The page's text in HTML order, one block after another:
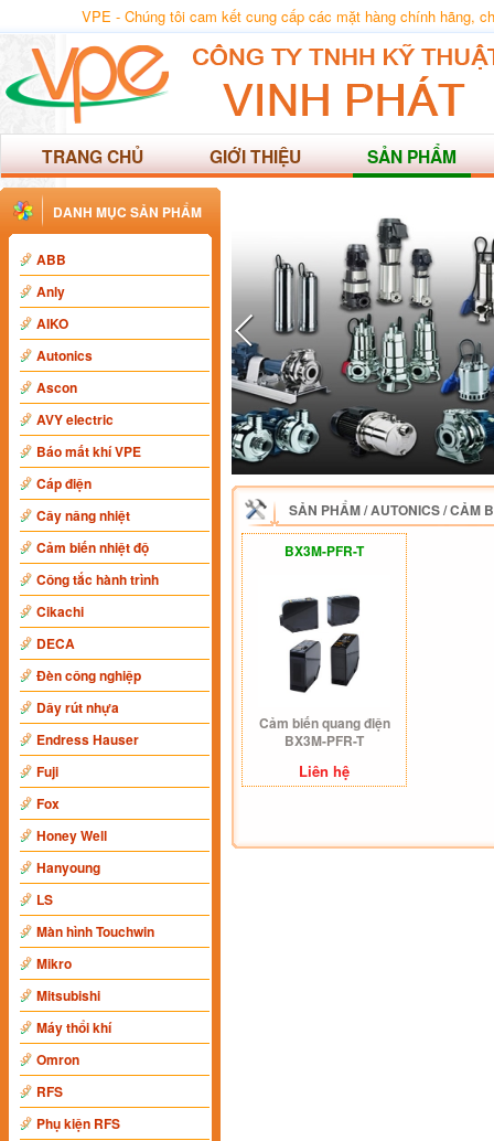
VPE - Chúng tôi cam kết cung cấp các mặt hàng chính hãng,
TRANG CHỦ GIỚI THIỆU SẢN PHẨM
DANH MỤC SẢN PHẨM
ABB
Anly
AIKO
Autonics
Ascon
AVY electric
Báo mất khí VPE
Cáp điện
Cây nâng nhiệt
Cảm biến nhiệt độ
Công tắc hành trình
Cikachi
DECA
Đèn công nghiệp
Dây rút nhựa
Endress Hauser
Fuji
Fox
Honey Well
Hanyoung
LS
Màn hình Touchwin
Mikro
Mitsubishi
Máy thổi khí
Omron
RFS
Phụ kiện RFS
SẢN PHẨM/AUTONICS/CẢM
BX3M-PFR-T
Cảm biến quang điện
BX3M-PFR-T
Liên hệ